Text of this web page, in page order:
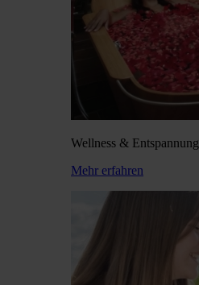
Wellness & Entspannung
Mehr erfahren